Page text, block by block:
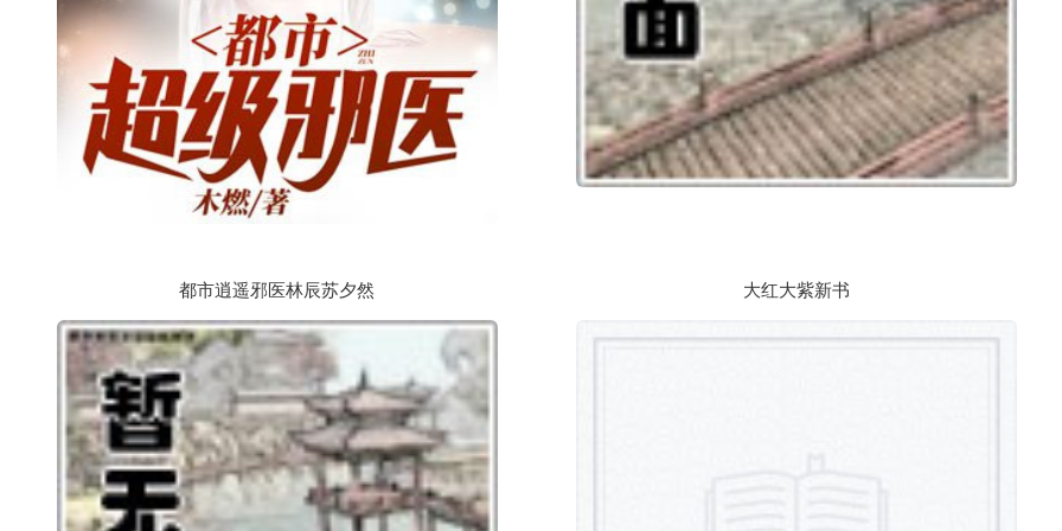
都市逍遥邪医林辰苏夕然 大红大紫新书